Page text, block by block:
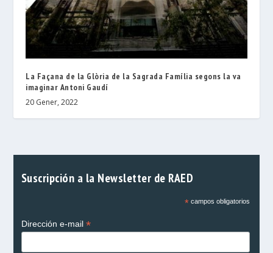
La Façana de la Glòria de la Sagrada Família segons la va
imaginar Antoni Gaudí
20 Gener, 2022
Suscripción a la Newsletter de RAED
*campos obligatorios
Dirección e-mail *